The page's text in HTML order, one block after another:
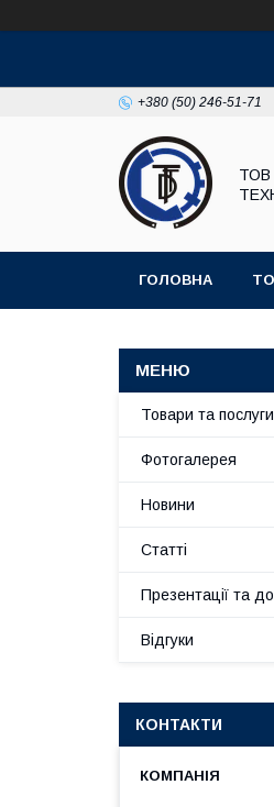
+380 (50) 246-51-71
ТОВ
ГОЛОВНА
Товари та послуги
Фотогалерея
Новини
Статті
Презентації та
Відгуки
КОНТАКТИ